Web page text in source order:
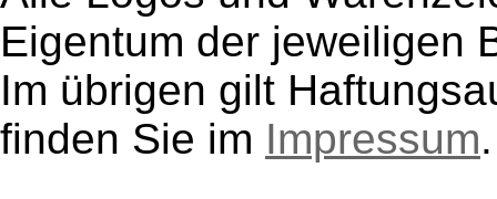
Eigentum der jeweiligen
Im übrigen gilt
finden Sie im Impressum.